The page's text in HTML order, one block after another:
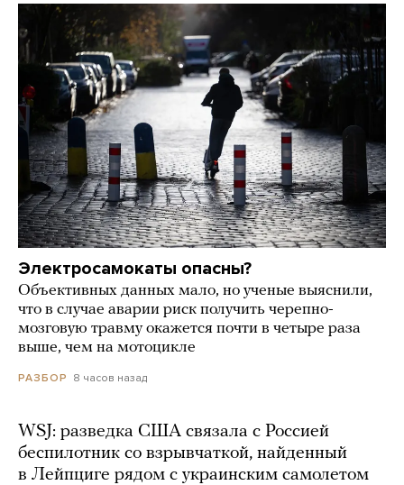
Электросамокаты опасны?
Объективных данных мало, но ученые выяснили,
что в случае аварии риск получить черепно-
мозговую травму окажется почти в четыре раза
выше, чем на мотоцикле
РАЗБОР 8 часов назад
WSJ: разведка США связала с Россией
беспилотник со взрывчаткой, найденный
в Лейпциге рядом с украинским самолетом